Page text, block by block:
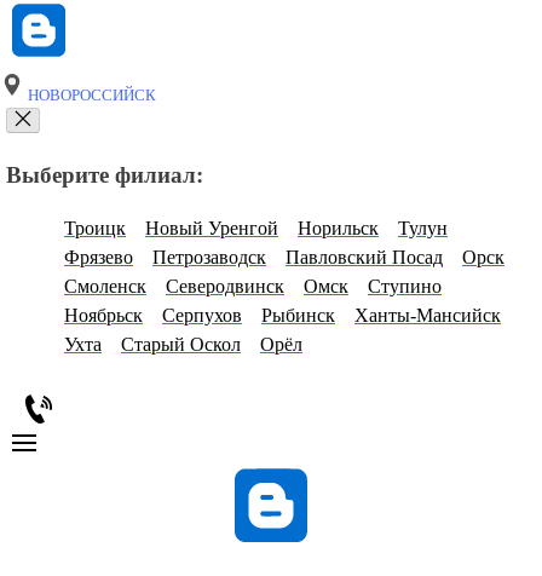
НОВОРОССИЙСК
Выберите филиал:
Троицк Новый Уренгой Норильск
Тулун
Фрязево
Петрозаводск Павловский Посад
Орск
Смоленск
Северодвинск Омск
Ступино
Ноябрьск
Серпухов Рыбинск
Ханты-Мансийск
Ухта
Старый Оскол Орёл